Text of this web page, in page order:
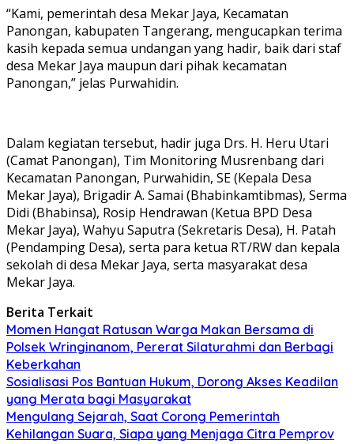
“Kami, pemerintah desa Mekar Jaya, Kecamatan
Panongan, kabupaten Tangerang, mengucapkan terima
kasih kepada semua undangan yang hadir, baik dari staf
desa Mekar Jaya maupun dari pihak kecamatan
Panongan,” jelas Purwahidin.
Dalam kegiatan tersebut, hadir juga Drs. H. Heru Utari
(Camat Panongan), Tim Monitoring Musrenbang dari
Kecamatan Panongan, Purwahidin, SE (Kepala Desa
Mekar Jaya), Brigadir A. Samai (Bhabinkamtibmas), Serma
Didi (Bhabinsa), Rosip Hendrawan (Ketua BPD Desa
Mekar Jaya), Wahyu Saputra (Sekretaris Desa), H. Patah
(Pendamping Desa), serta para ketua RT/RW dan kepala
sekolah di desa Mekar Jaya, serta masyarakat desa
Mekar Jaya.
Berita Terkait
Momen Hangat Ratusan Warga Makan Bersama di
Polsek Wringinanom, Pererat Silaturahmi dan Berbagi
Keberkahan
Sosialisasi Pos Bantuan Hukum, Dorong Akses Keadilan
yang Merata bagi Masyarakat
Mengulang Sejarah, Saat Corong Pemerintah
Kehilangan Suara, Siapa yang Menjaga Citra Pemprov